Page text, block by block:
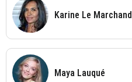
Karine Le Marchand
Maya Lauqué